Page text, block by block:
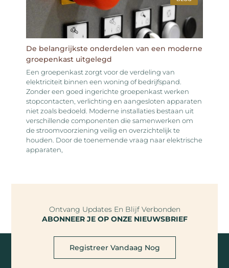
De belangrijkste onderdelen van een moderne
groepenkast uitgelegd
Een groepenkast zorgt voor de verdeling van
elektriciteit binnen een woning of bedrijfspand.
Zonder een goed ingerichte groepenkast werken
stopcontacten, verlichting en aangesloten apparaten
niet zoals bedoeld. Moderne installaties bestaan uit
verschillende componenten die samenwerken om
de stroomvoorziening veilig en overzichtelijk te
houden. Door de toenemende vraag naar elektrische
apparaten,
Ontvang Updates En Blijf Verbonden
ABONNEER JE OP ONZE NIEUWSBRIEF
Registreer Vandaag Nog